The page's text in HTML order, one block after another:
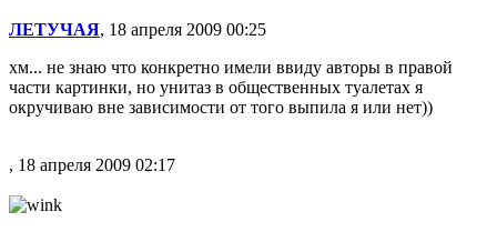
ЛЕТУЧАЯ, 18 апреля 2009 00:25
хм... не знаю что конкретно имели ввиду авторы в правой
части картинки, но унитаз в общественных туалетах я
окручиваю вне зависимости от того выпила я или нет))
, 18 апреля 2009 02:17